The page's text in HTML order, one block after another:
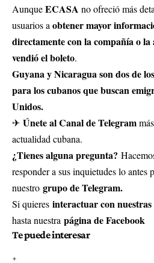
AunqueECASA no ofreció más
usuarios aobtener mayor
directamente con la compañía o la
vendió el boleto.
Guyana y Nicaragua son dos de
para los cubanos que buscan
Unidos.
✈ Únete al Canal de Telegram
actualidad cubana.
¿Tienes alguna pregunta?
responder a sus inquietudes lo antes
nuestro grupo de Telegram.
Si quieres interactuar con
hasta nuestra página de Facebook
Te puede interesar